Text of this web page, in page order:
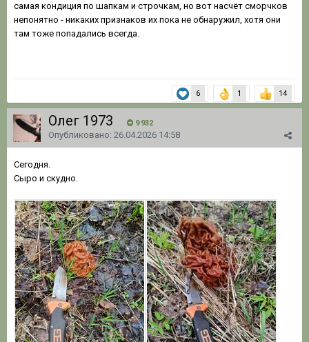
самая кондиция по шапкам и строчкам, но вот насчёт сморчков
непонятно - никаких признаков их пока не обнаружил, хотя они
там тоже попадались всегда.
6 1 14
Олег 1973 9 932
Опубликовано: 26.04.2026 14:58
Сегодня.
Сыро и скудно.